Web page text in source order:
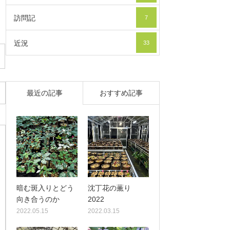
訪問記 7
近況 33
最近の記事 おすすめ記事
暗む斑入りとどう
向き合うのか
2022.05.15
沈丁花の薫り
2022
2022.03.15